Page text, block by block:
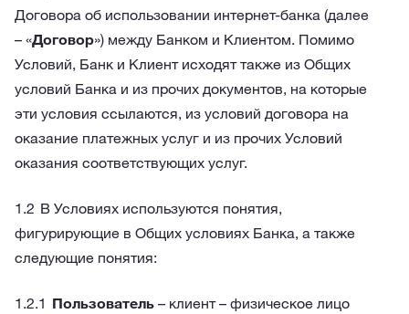
Договора об использовании интернет-банка (далее
– «Договор») между Банком и Клиентом. Помимо
Условий, Банк и Клиент исходят также из Общих
условий Банка и из прочих документов, на которые
эти условия ссылаются, из условий договора на
оказание платежных услуг и из прочих Условий
оказания соответствующих услуг.
В Условиях используются понятия,
фигурирующие в Общих условиях Банка, а также
следующие понятия:
Пользователь – клиент – физическое лицо